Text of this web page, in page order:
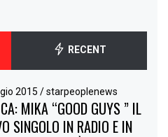
RECENT
2015/ starpeoplenews
MIKA “GOOD GUYS ” IL
SINGOLO IN RADIO E IN